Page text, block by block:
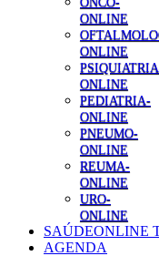
ONLINE
ONLINE
ONLINE
PEDIATRIA-
ONLINE
PNEUMO-
ONLINE
REUMA-
ONLINE
URO-
ONLINE
SAÚDEONLINE
AGENDA